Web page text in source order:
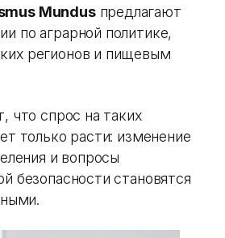
Mundusпредлагают
по аграрной политике,
регионов и пищевым
что спрос на таких
только расти: изменение
и вопросы
безопасности становятся